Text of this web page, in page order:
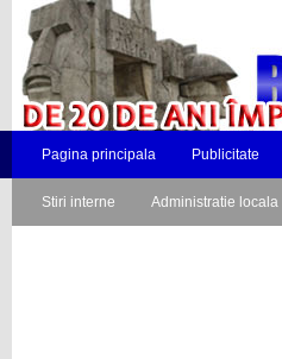
Pagina principala Publicitate
Stiri interne Administratie locala